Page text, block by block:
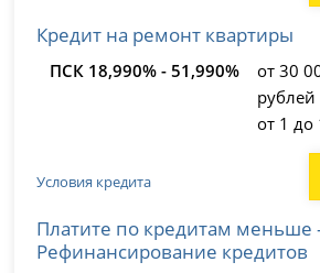
Кредит на ремонт квартиры
ПСК 18,990% - 51,990%
от 30
рублей
от 1 до
Условия кредита
Платите по кредитам меньше
Рефинансирование кредитов